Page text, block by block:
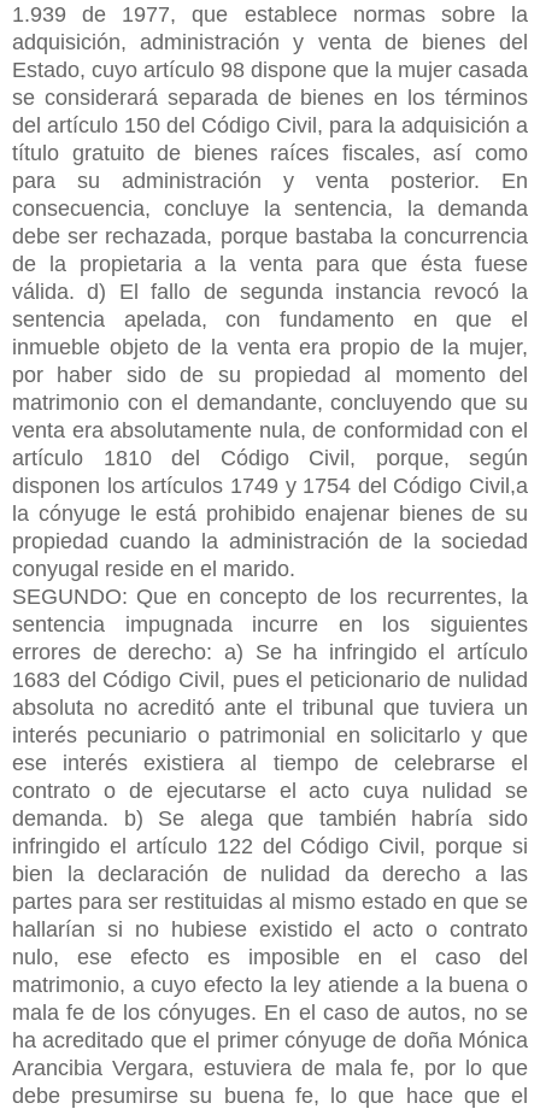
1.939 de 1977, que establece normas sobre la
adquisición, administración y venta de bienes del
Estado, cuyo artículo 98 dispone que la mujer casada
se considerará separada de bienes en los términos
del artículo 150 del Código Civil, para la adquisición a
título gratuito de bienes raíces fiscales, así como
para su administración y venta posterior. En
consecuencia, concluye la sentencia, la demanda
debe ser rechazada, porque bastaba la concurrencia
de la propietaria a la venta para que ésta fuese
válida. d) El fallo de segunda instancia revocó la
sentencia apelada, con fundamento en que el
inmueble objeto de la venta era propio de la mujer,
por haber sido de su propiedad al momento del
matrimonio con el demandante, concluyendo que su
venta era absolutamente nula, de conformidad con el
artículo 1810 del Código Civil, porque, según
disponen los artículos 1749 y 1754 del Código Civil,a
la cónyuge le está prohibido enajenar bienes de su
propiedad cuando la administración de la sociedad
conyugal reside en el marido.
SEGUNDO: Que en concepto de los recurrentes, la
sentencia impugnada incurre en los siguientes
errores de derecho: a) Se ha infringido el artículo
1683 del Código Civil, pues el peticionario de nulidad
absoluta no acreditó ante el tribunal que tuviera un
interés pecuniario o patrimonial en solicitarlo y que
ese interés existiera al tiempo de celebrarse el
contrato o de ejecutarse el acto cuya nulidad se
demanda. b) Se alega que también habría sido
infringido el artículo 122 del Código Civil, porque si
bien la declaración de nulidad da derecho a las
partes para ser restituidas al mismo estado en que se
hallarían si no hubiese existido el acto o contrato
nulo, ese efecto es imposible en el caso del
matrimonio, a cuyo efecto la ley atiende a la buena o
mala fe de los cónyuges. En el caso de autos, no se
ha acreditado que el primer cónyuge de doña Mónica
Arancibia Vergara, estuviera de mala fe, por lo que
debe presumirse su buena fe, lo que hace que el